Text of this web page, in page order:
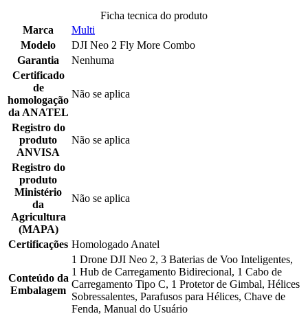
Ficha tecnica do produto
Marca
Multi
Modelo
DJI Neo 2 Fly More Combo
Garantia
Nenhuma
Certificado
de
homologação
da ANATEL
Não se aplica
Registro do
produto
ANVISA
Não se aplica
Registro do
produto
Ministério
da
Agricultura
(MAPA)
Não se aplica
Certificações Homologado Anatel
Conteúdo da
Embalagem
1 Drone DJI Neo 2, 3 Baterias de Voo Inteligentes,
1 Hub de Carregamento Bidirecional, 1 Cabo de
Carregamento Tipo C, 1 Protetor de Gimbal, Hélices
Sobressalentes, Parafusos para Hélices, Chave de
Fenda, Manual do Usuário